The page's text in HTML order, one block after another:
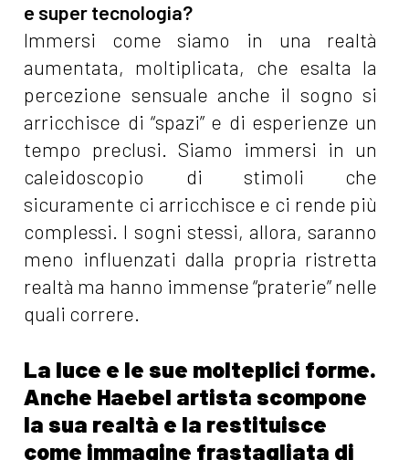
e super tecnologia?
Immersi come siamo in una realtà
aumentata, moltiplicata, che esalta la
percezione sensuale anche il sogno si
arricchisce di “spazi” e di esperienze un
tempo preclusi. Siamo immersi in un
caleidoscopio di stimoli che
sicuramente ci arricchisce e ci rende più
complessi. I sogni stessi, allora, saranno
meno influenzati dalla propria ristretta
realtà ma hanno immense “praterie” nelle
quali correre.
La luce e le sue molteplici forme.
Anche Haebel artista scompone
la sua realtà e la restituisce
come immagine frastagliata di